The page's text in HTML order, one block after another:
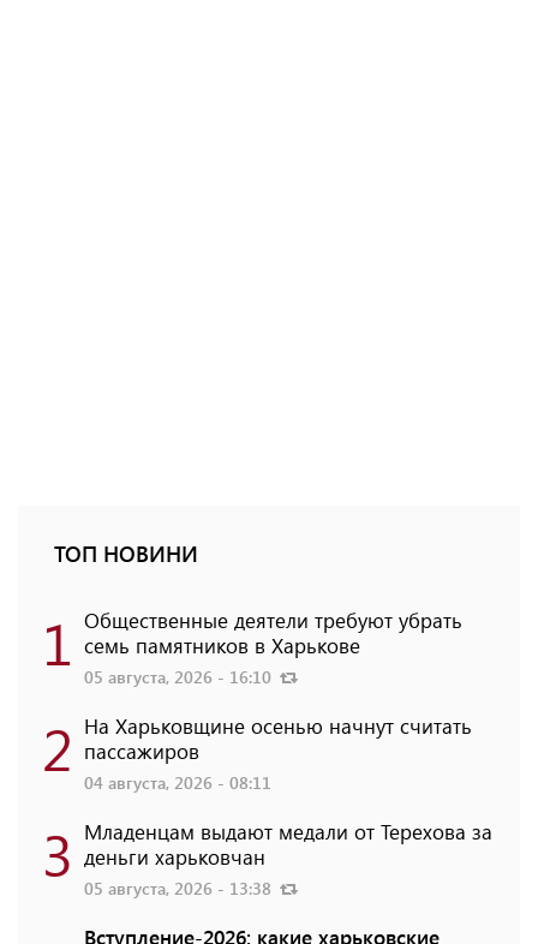
ТОП НОВИНИ
1 Общественные деятели требуют убрать
семь памятников в Харькове
05 августа, 2026 - 16:10
2 На Харьковщине осенью начнут считать
пассажиров
04 августа, 2026 - 08:11
3 Младенцам выдают медали от Терехова за
деньги харьковчан
05 августа, 2026 - 13:38
Вступление-2026: какие харьковские